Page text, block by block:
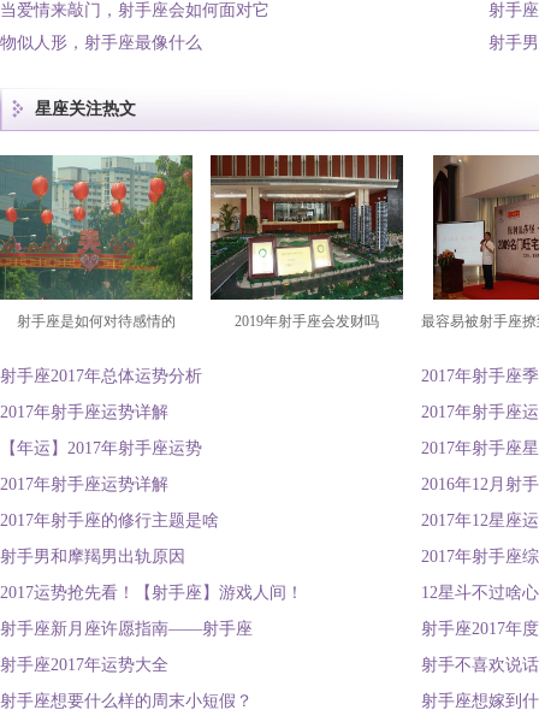
当爱情来敲门，射手座会如何面对它
物似人形，射手座最像什么
射手
射手
星座关注热文
射手座是如何对待感情的 2019年射手座会发财吗 最容易被射手座
射手座2017年总体运势分析
2017年射手座
2017年射手座运势详解
2017年射手座
【年运】2017年射手座运势
2017年射手座
2017年射手座运势详解
2016年12月射
2017年射手座的修行主题是啥
2017年12星座
射手男和摩羯男出轨原因
2017年射手座
2017运势抢先看！【射手座】游戏人间！
12星斗不过啥
射手座新月座许愿指南——射手座
射手座2017年
射手座2017年运势大全
射手不喜欢说
射手座想要什么样的周末小短假？
射手座想嫁到